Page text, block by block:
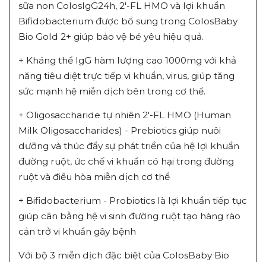
sữa non ColosIgG24h, 2'-FL HMO và lợi khuẩn
Bifidobacterium được bổ sung trong ColosBaby
Bio Gold 2+ giúp bảo vệ bé yêu hiệu quả.
+ Kháng thể IgG hàm lượng cao 1000mg với khả
năng tiêu diệt trực tiếp vi khuẩn, virus, giúp tăng
sức mạnh hệ miễn dịch bên trong cơ thể.
+ Oligosaccharide tự nhiên 2'-FL HMO (Human
Milk Oligosaccharides) - Prebiotics giúp nuôi
dưỡng và thúc đẩy sự phát triển của hệ lợi khuẩn
đường ruột, ức chế vi khuẩn có hại trong đường
ruột và điều hòa miễn dịch cơ thể
+ Bifidobacterium - Probiotics là lợi khuẩn tiếp tục
giúp cân bằng hệ vi sinh đường ruột tạo hàng rào
cản trở vi khuẩn gây bệnh
Với bộ 3 miễn dịch đặc biệt của ColosBaby Bio